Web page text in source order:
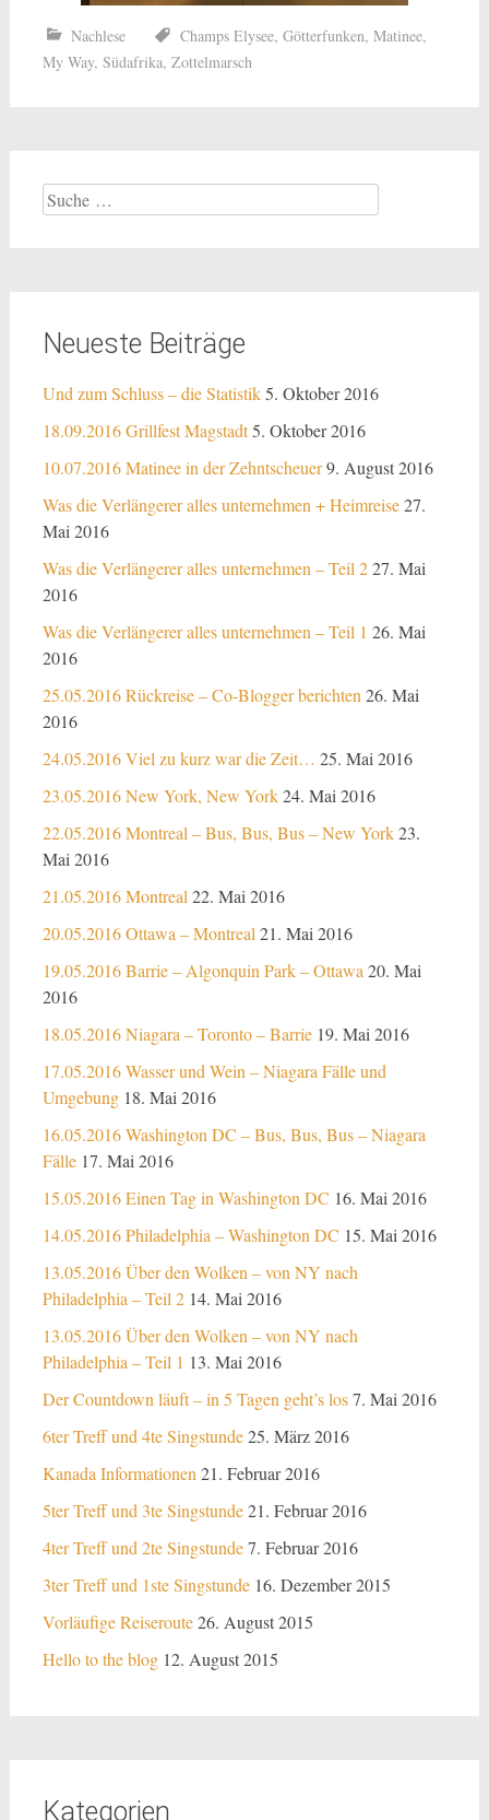
Nachlese Champs Elysee, Götterfunken, Matinee,
My Way, Südafrika, Zottelmarsch
Suche
nach:
Neueste Beiträge
Und zum Schluss – die Statistik5. Oktober 2016
18.09.2016 Grillfest Magstadt5. Oktober 2016
10.07.2016 Matinee in der Zehntscheuer9. August 2016
Was die Verlängerer alles unternehmen + Heimreise27.
Mai 2016
Was die Verlängerer alles unternehmen – Teil 227. Mai
2016
Was die Verlängerer alles unternehmen – Teil 1 26. Mai
2016
25.05.2016 Rückreise – Co-Blogger berichten 26. Mai
2016
24.05.2016 Viel zu kurz war die Zeit… 25. Mai 2016
23.05.2016 New York, New York24. Mai 2016
22.05.2016 Montreal – Bus, Bus, Bus – New York23.
Mai 2016
21.05.2016 Montreal 22. Mai 2016
20.05.2016 Ottawa – Montreal 21. Mai 2016
19.05.2016 Barrie – Algonquin Park – Ottawa 20. Mai
2016
18.05.2016 Niagara – Toronto – Barrie 19. Mai 2016
17.05.2016 Wasser und Wein – Niagara Fälle und
Umgebung 18. Mai 2016
16.05.2016 Washington DC – Bus, Bus, Bus – Niagara
Fälle 17. Mai 2016
15.05.2016 Einen Tag in Washington DC 16. Mai 2016
14.05.2016 Philadelphia – Washington DC 15. Mai 2016
13.05.2016 Über den Wolken – von NY nach
Philadelphia – Teil 2 14. Mai 2016
13.05.2016 Über den Wolken – von NY nach
Philadelphia – Teil 1 13. Mai 2016
Der Countdown läuft – in 5 Tagen geht’s los7. Mai 2016
6ter Treff und 4te Singstunde25. März 2016
Kanada Informationen 21. Februar 2016
5ter Treff und 3te Singstunde21. Februar 2016
4ter Treff und 2te Singstunde7. Februar 2016
3ter Treff und 1ste Singstunde 16. Dezember 2015
Vorläufige Reiseroute26. August 2015
Hello to the blog 12. August 2015
Kategorien